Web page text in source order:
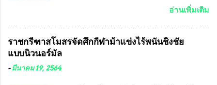
ถ้วยพระราชทาน สมเด็จพระเจ้าอยู่หัว มหา
อำนวยการจัดการแข่งขัน และ นายวีรยุทธ
สวัสดี ประธานคณะกรรมการจัดการแข่งขัน
และคณะทำงาน ได้ร่วมกันประชุมหารือ
ปักธงชัย กรุงเทพมหานครโดย พันเอกสมศักดิ์
กรุงเทพมหานคร ได้เป็นประธาน แจก
ข้าวสาร อาหารแห้ง ให้กับพี่น้องชุมชนชาว
คลองลัดภาชี เขตภาษีเจริญ และชุมชน 50
อ่านเพิ่มเติม
ราชกรีฑาสโมสรจัดศึกกีฬาม้าแข่งไร้พนันชิงชัย
แบบนิวนอร์มัล
-มีนาคม 19, 2564